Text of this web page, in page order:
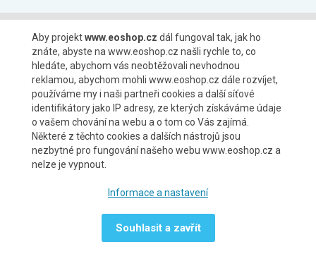
Možnosti platby
Možnosti dopravy
Aby projektwww.eoshop.cz dál fungoval tak, jak ho
znáte, abyste na www.eoshop.cz našli rychle to, co
hledáte, abychom vás neobtěžovali nevhodnou
reklamou, abychom mohli www.eoshop.cz dále rozvíjet,
používáme my i naši partneři cookies a další síťové
identifikátory jako IP adresy, ze kterých získáváme údaje
o vašem chování na webu a o tom co Vás zajímá.
Některé z těchto cookies a dalších nástrojů jsou
nezbytné pro fungování našeho webu www.eoshop.cz a
nelze je vypnout.
Informace a nastavení
Souhlasit a zavřít